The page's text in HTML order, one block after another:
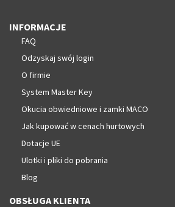
INFORMACJE
FAQ
Odzyskaj swój login
O firmie
System Master Key
Okucia obwiedniowe i zamki MACO
Jak kupować w cenach hurtowych
Dotacje UE
Ulotki i pliki do pobrania
Blog
OBSŁUGA KLIENTA